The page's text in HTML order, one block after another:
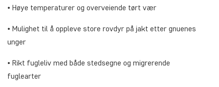
• Høye temperaturer og overveiende tørt vær
• Mulighet til å oppleve store rovdyr på jakt etter gnuenes
unger
• Rikt fugleliv med både stedsegne og migrerende
fuglearter